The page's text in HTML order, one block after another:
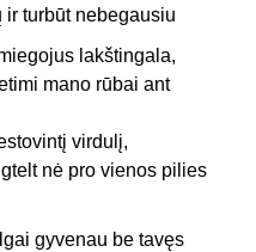
turbūt nebegausiu
lakštingala,
mano rūbai ant
virdulį,
nė pro vienos pilies
gyvenau be tavęs